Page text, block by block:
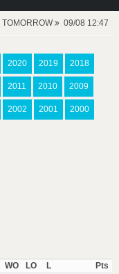
TOMORROW 09/08 12:47
2020 2019 2018
2011 2010 2009
2002 2001 2000
WO LO L
Pts